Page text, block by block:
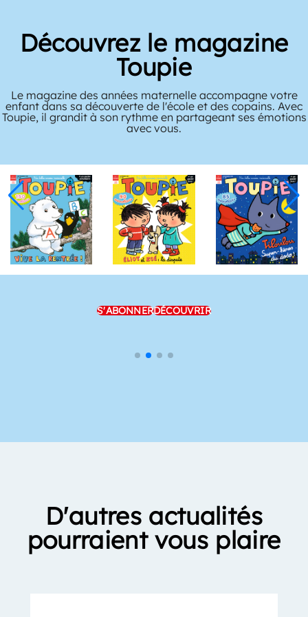
Découvrez le magazine
Toupie
Le magazine des années maternelle accompagne votre
enfant dans sa découverte de l'école et des copains. Avec
Toupie, il grandit à son rythme en partageant ses émotions
avec vous.
S'ABONNERDÉCOUVRIR
D'autres actualités
pourraient vous plaire